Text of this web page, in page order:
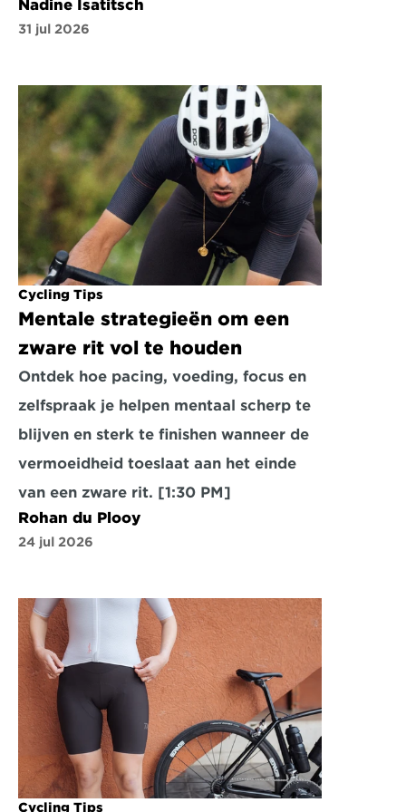
Nadine Isatitsch
31 jul 2026
Cycling Tips
Mentale strategieën om een
zware rit vol te houden
Ontdek hoe pacing, voeding, focus en
zelfspraak je helpen mentaal scherp te
blijven en sterk te finishen wanneer de
vermoeidheid toeslaat aan het einde
van een zware rit. [1:30 PM]
Rohan du Plooy
24 jul 2026
Cycling Tips